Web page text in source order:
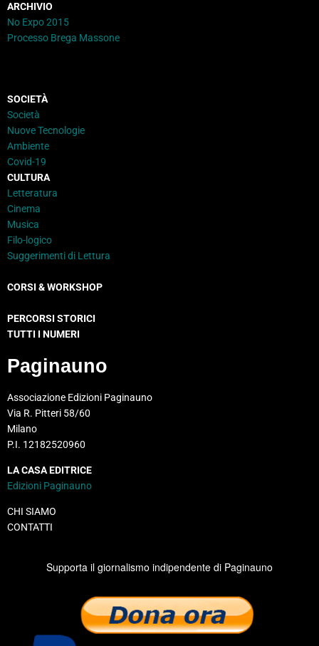
ARCHIVIO
No Expo 2015
Processo Brega Massone
SOCIETÀ
Società
Nuove Tecnologie
Ambiente
Covid-19
CULTURA
Letteratura
Cinema
Musica
Filo-logico
Suggerimenti di Lettura
CORSI & WORKSHOP
PERCORSI STORICI
TUTTI I NUMERI
Paginauno
Associazione Edizioni Paginauno
Via R. Pitteri 58/60
Milano
P.I. 12182520960
LA CASA EDITRICE
Edizioni Paginauno
CHI SIAMO
CONTATTI
Supporta il giornalismo indipendente di Paginauno